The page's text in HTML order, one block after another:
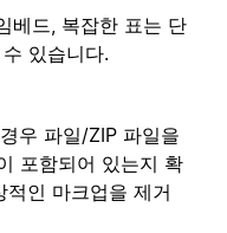
베드, 복잡한 표는 단
있습니다.
우 파일/ZIP 파일을
포함되어 있는지 확
인 마크업을 제거